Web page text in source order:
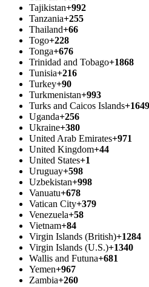
Tajikistan+992
Tanzania+255
Thailand+66
Togo+228
Tonga+676
Trinidad and Tobago+1868
Tunisia+216
Turkey+90
Turkmenistan+993
Turks and Caicos Islands+1649
Uganda+256
Ukraine+380
United Arab Emirates+971
United Kingdom+44
United States+1
Uruguay+598
Uzbekistan+998
Vanuatu+678
Vatican City+379
Venezuela+58
Vietnam+84
Virgin Islands (British)+1284
Virgin Islands (U.S.)+1340
Wallis and Futuna+681
Yemen+967
Zambia+260